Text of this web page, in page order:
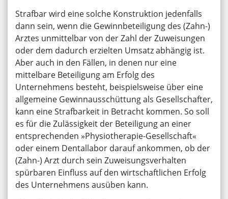
Strafbar wird eine solche Konstruktion jedenfalls
dann sein, wenn die Gewinnbeteiligung des (Zahn-)
Arztes unmittelbar von der Zahl der Zuweisungen
oder dem dadurch erzielten Umsatz abhängig ist.
Aber auch in den Fällen, in denen nur eine
mittelbare Beteiligung am Erfolg des
Unternehmens besteht, beispielsweise über eine
allgemeine Gewinnausschüttung als Gesellschafter,
kann eine Strafbarkeit in Betracht kommen. So soll
es für die Zulässigkeit der Beteiligung an einer
entsprechenden »Physiotherapie-Gesellschaft«
oder einem Dentallabor darauf ankommen, ob der
(Zahn-) Arzt durch sein Zuweisungsverhalten
spürbaren Einfluss auf den wirtschaftlichen Erfolg
des Unternehmens ausüben kann.